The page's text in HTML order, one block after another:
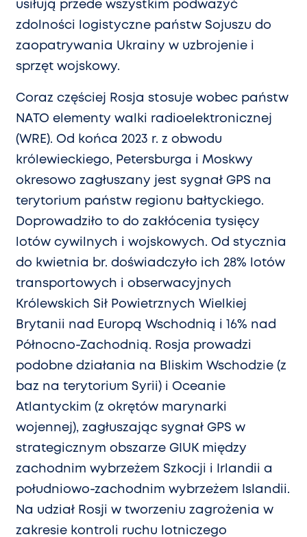
usiłują przede wszystkim podważyć
zdolności logistyczne państw Sojuszu do
zaopatrywania Ukrainy w uzbrojenie i
sprzęt wojskowy.
Coraz częściej Rosja stosuje wobec państw
NATO elementy walki radioelektronicznej
(WRE). Od końca 2023 r. z obwodu
królewieckiego, Petersburga i Moskwy
okresowo zagłuszany jest sygnał GPS na
terytorium państw regionu bałtyckiego.
Doprowadziło to do zakłócenia tysięcy
lotów cywilnych i wojskowych. Od stycznia
do kwietnia br. doświadczyło ich 28% lotów
transportowych i obserwacyjnych
Królewskich Sił Powietrznych Wielkiej
Brytanii nad Europą Wschodnią i 16% nad
Północno-Zachodnią. Rosja prowadzi
podobne działania na Bliskim Wschodzie (z
baz na terytorium Syrii) i Oceanie
Atlantyckim (z okrętów marynarki
wojennej), zagłuszając sygnał GPS w
strategicznym obszarze GIUK między
zachodnim wybrzeżem Szkocji i Irlandii a
południowo-zachodnim wybrzeżem Islandii.
Na udział Rosji w tworzeniu zagrożenia w
zakresie kontroli ruchu lotniczego